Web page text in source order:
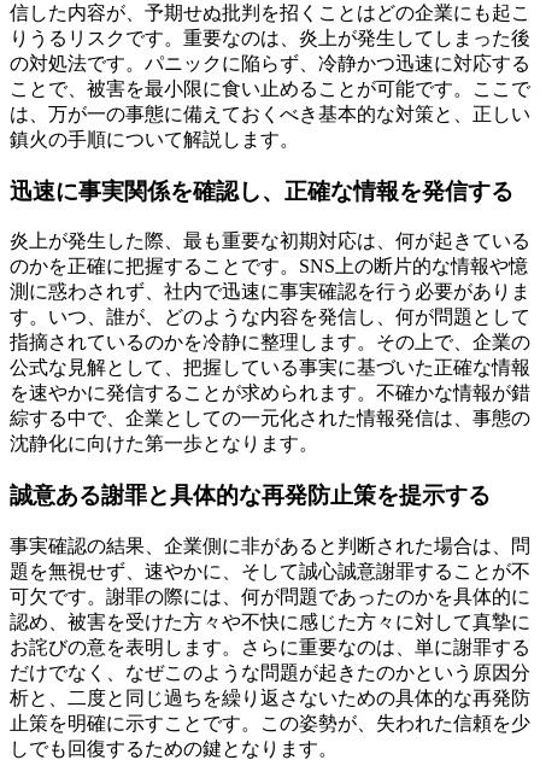
信した内容が、予期せぬ批判を招くことはどの企業にも起こ
りうるリスクです。重要なのは、炎上が発生してしまった後
の対処法です。パニックに陥らず、冷静かつ迅速に対応する
ことで、被害を最小限に食い止めることが可能です。ここで
は、万が一の事態に備えておくべき基本的な対策と、正しい
鎮火の手順について解説します。
迅速に事実関係を確認し、正確な情報を発信する
炎上が発生した際、最も重要な初期対応は、何が起きている
のかを正確に把握することです。SNS上の断片的な情報や憶
測に惑わされず、社内で迅速に事実確認を行う必要がありま
す。いつ、誰が、どのような内容を発信し、何が問題として
指摘されているのかを冷静に整理します。その上で、企業の
公式な見解として、把握している事実に基づいた正確な情報
を速やかに発信することが求められます。不確かな情報が錯
綜する中で、企業としての一元化された情報発信は、事態の
沈静化に向けた第一歩となります。
誠意ある謝罪と具体的な再発防止策を提示する
事実確認の結果、企業側に非があると判断された場合は、問
題を無視せず、速やかに、そして誠心誠意謝罪することが不
可欠です。謝罪の際には、何が問題であったのかを具体的に
認め、被害を受けた方々や不快に感じた方々に対して真摯に
お詫びの意を表明します。さらに重要なのは、単に謝罪する
だけでなく、なぜこのような問題が起きたのかという原因分
析と、二度と同じ過ちを繰り返さないための具体的な再発防
止策を明確に示すことです。この姿勢が、失われた信頼を少
しでも回復するための鍵となります。